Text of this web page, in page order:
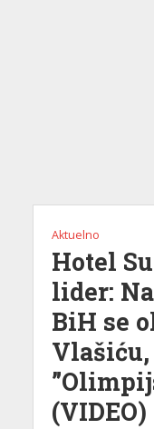
Aktuelno
Hotel
lider:
BiH se
(VIDEO)